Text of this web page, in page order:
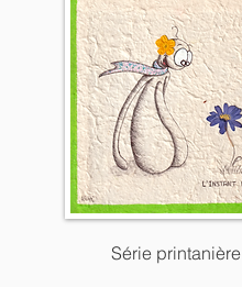
Série printanière